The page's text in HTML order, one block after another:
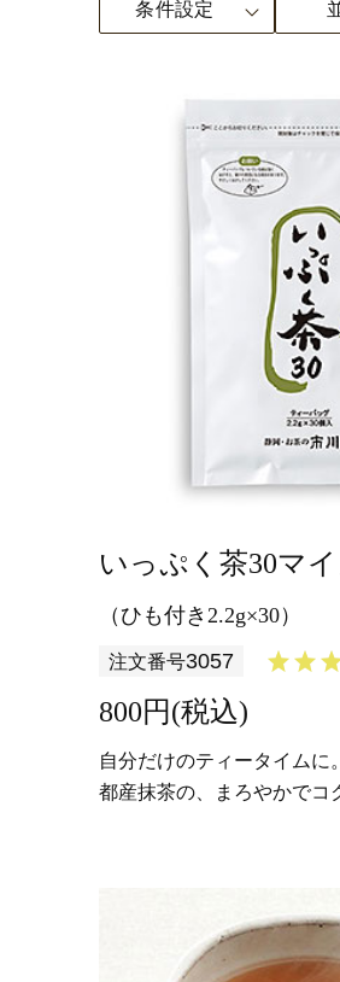
条件設定
いっぷく茶30マ
（ひも付き2.2g×30）
注文番号3057
800円(税込)
自分だけのティータイムに
都産抹茶の、まろやかでコ